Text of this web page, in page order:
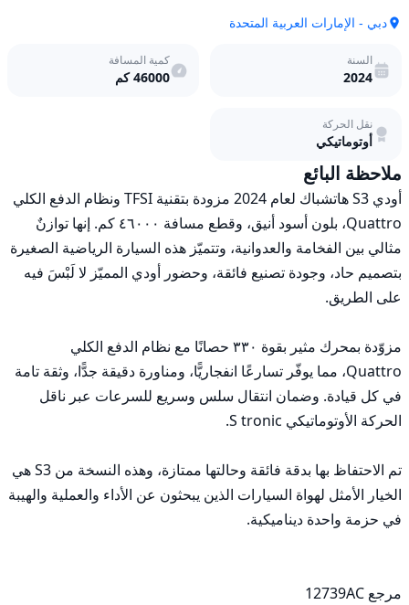
دبي - الإمارات العربية المتحدة
السنة
2024
كمية المسافة
46000كم
نقل الحركة
أوتوماتيكي
ملاحظة البائع
مرجع 12739AC